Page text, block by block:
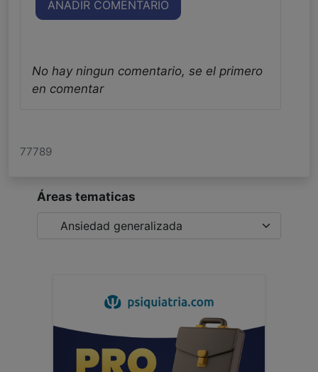
AÑADIR COMENTARIO
No hay ningun comentario, se el primero
en comentar
77789
Áreas tematicas